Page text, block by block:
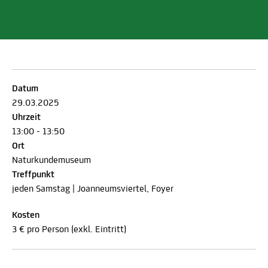
Datum
29.03.2025
Uhrzeit
13:00 - 13:50
Ort
Naturkundemuseum
Treffpunkt
jeden Samstag | Joanneumsviertel, Foyer
Kosten
3 € pro Person (exkl. Eintritt)